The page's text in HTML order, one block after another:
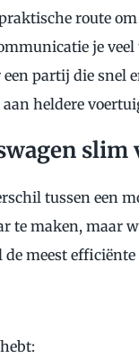
route
je
partij die snel
heldere
slim
tussen een
te maken, maar
meest